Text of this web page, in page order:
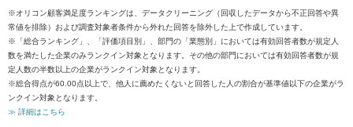
※オリコン顧客満足度ランキングは、データクリーニング（回収したデータから不正回答や異
常値を排除）および調査対象者条件から外れた回答を除外した上で作成しています。
※「総合ランキング」、「評価項目別」、部門の「業態別」においては有効回答者数が規定人
数を満たした企業のみランクイン対象となります。その他の部門においては有効回答者数が規
定人数の半数以上の企業がランクイン対象となります。
※総合得点が60.00点以上で、他人に薦めたくないと回答した人の割合が基準値以下の企業がラ
ンクイン対象となります。
≫ 詳細はこちら